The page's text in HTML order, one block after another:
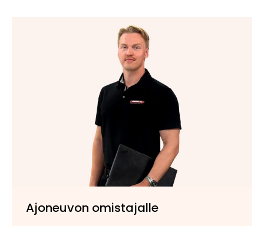
Ajoneuvon omistajalle